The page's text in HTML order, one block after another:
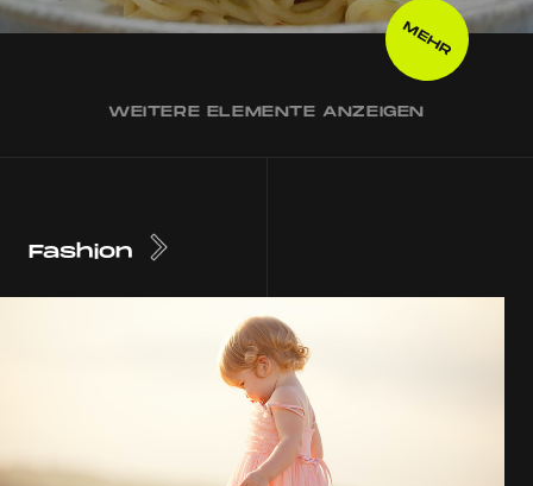
MEHR
WEITERE ELEMENTE ANZEIGEN
Fashion